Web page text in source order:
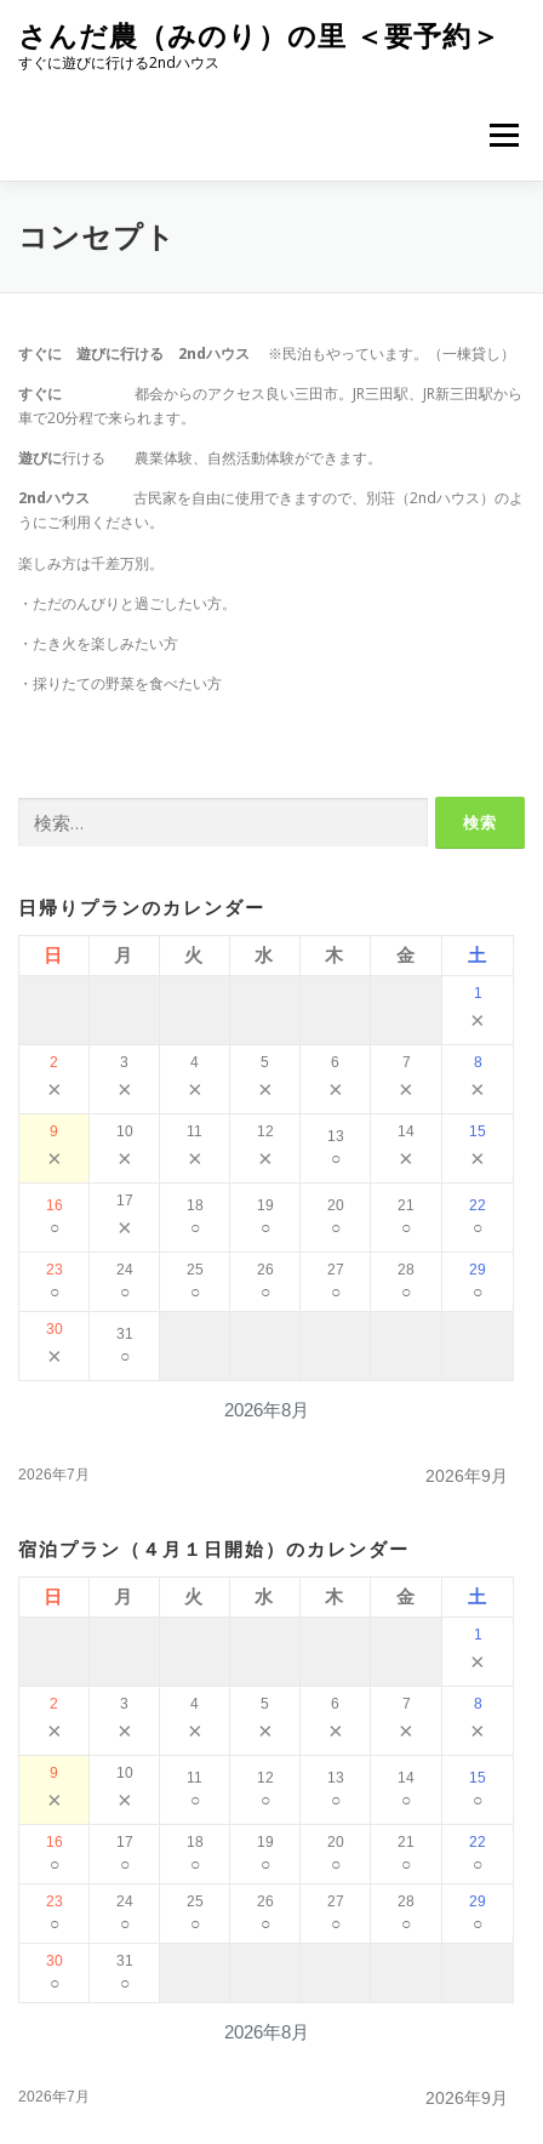
キ
さんだ農（みのり）の里 ＜要予約＞
すぐに遊びに行ける2ndハウス
メニュー
コンセプト
すぐに 遊びに行ける 2ndハウス ※民泊もやっています。（一棟貸し）
すぐに 都会からのアクセス良い三田市。JR三田駅、JR新三田駅から
車で20分程で来られます。
遊びに行ける 農業体験、自然活動体験ができます。
2ndハウス 古民家を自由に使用できますので、別荘（2ndハウス）のよ
うにご利用ください。
楽しみ方は千差万別。
・ただのんびりと過ごしたい方。
・たき火を楽しみたい方
・採りたての野菜を食べたい方
索:
日帰りプランのカレンダー
2026年8月
日 月 火 水 木 金 土
1
×
2
×
3
×
4
×
5
×
6
×
7
×
8
×
9
×
10
×
11
×
12
×
13
○
14
×
15
×
16
○
17
×
18
○
19
○
20
○
21
○
22
○
23
○
24
○
25
○
26
○
27
○
28
○
29
○
30
×
31
○
2026年7月 2026年9月
宿泊プラン（４月１日開始）のカレンダー
2026年8月
日 月 火 水 木 金 土
1
×
2
×
3
×
4
×
5
×
6
×
7
×
8
×
9
×
10
×
11
○
12
○
13
○
14
○
15
○
16
○
17
○
18
○
19
○
20
○
21
○
22
○
23
○
24
○
25
○
26
○
27
○
28
○
29
○
30
○
31
○
2026年7月 2026年9月